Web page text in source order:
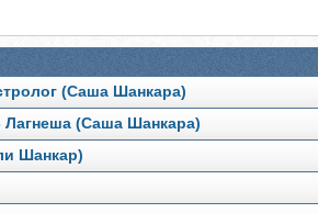
(Саша Шанкара)
Лагнеша (Саша Шанкара)
Шанкар)